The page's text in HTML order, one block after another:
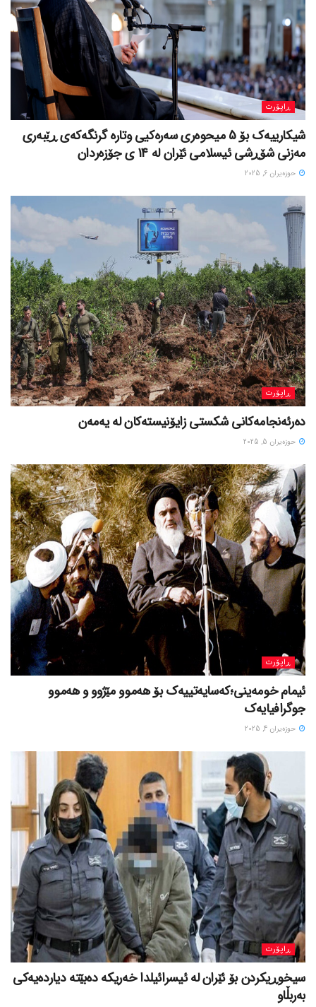
ڕاپۆرت
شیکارییەک بۆ 5 میحوەری سەرەکیی وتارە گرنگەکەی ڕێبەری
مەزنی شۆڕشی ئیسلامی ئێران لە 14 ی جۆزەردان
حوزه‌یران 6, 2025
ڕاپۆرت
دەرئەنجامەکانی شکستی زایۆنیستەکان لە یەمەن
حوزه‌یران 5, 2025
ڕاپۆرت
ئیمام خومەینی؛کەسایەتییەک بۆ هەموو مێژوو و هەموو
جوگرافیایەک
حوزه‌یران 4, 2025
ڕاپۆرت
سیخوڕیکردن بۆ ئێران لە ئیسرائیلدا خەریکە دەبێتە دیاردەیەکی
بەربڵاو